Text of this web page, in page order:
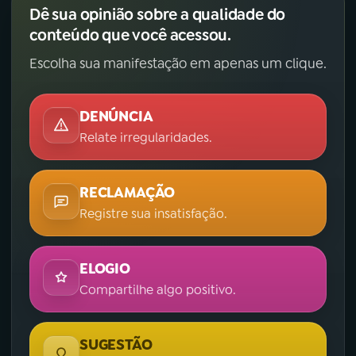
Dê sua opinião sobre a qualidade do
conteúdo que você acessou.
Escolha sua manifestação em apenas um clique.
DENÚNCIA
Relate irregularidades.
RECLAMAÇÃO
Registre sua insatisfação.
ELOGIO
Compartilhe algo positivo.
SUGESTÃO